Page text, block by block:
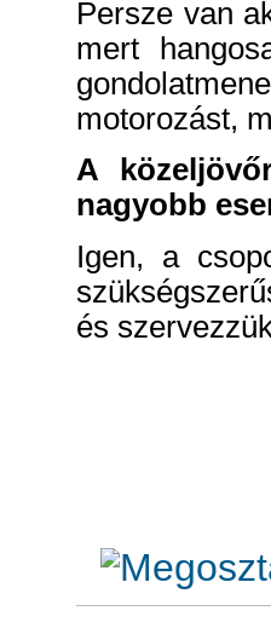
Persze van
mert
motorozást,
A
nagyobb
Igen, a
és